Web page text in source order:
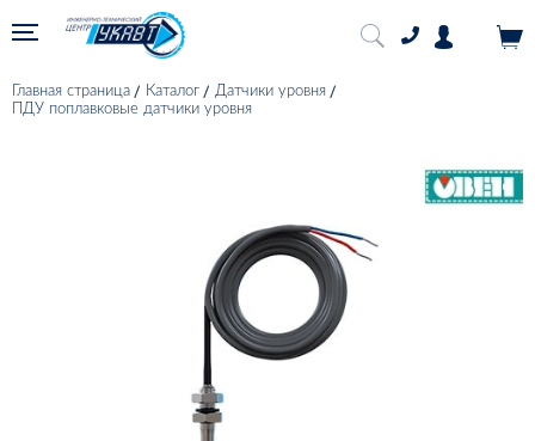
Главная страница Каталог
Датчики уровня
ПДУ поплавковые датчики уровня